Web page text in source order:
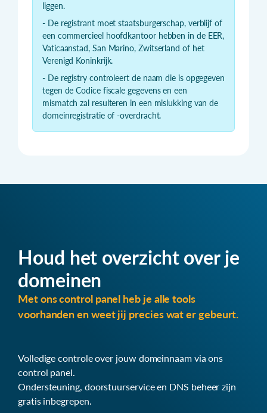
liggen.
- De registrant moet staatsburgerschap, verblijf of
een commercieel hoofdkantoor hebben in de EER,
Vaticaanstad, San Marino, Zwitserland of het
Verenigd Koninkrijk.
- De registry controleert de naam die is opgegeven
tegen de Codice fiscale gegevens en een
mismatch zal resulteren in een mislukking van de
domeinregistratie of -overdracht.
Houd het overzicht over je
domeinen
Met ons control panel heb je alle tools
voorhanden en weet jij precies wat er gebeurt.
Volledige controle over jouw domeinnaam via ons
control panel.
Ondersteuning, doorstuurservice en DNS beheer zijn
gratis inbegrepen.